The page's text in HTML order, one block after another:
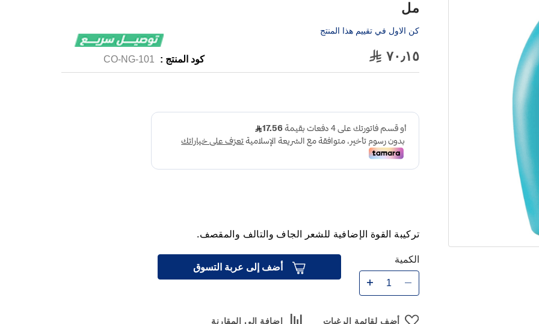
مل
كن الاول في تقييم هذا المنتج
٧٠٫١٥ كود المنتج : CO-NG-101
تركيبة القوة الإضافية للشعر الجاف والتالف والمقصف.
الكمية
أضف إلى عربة التسوق
أضف لقائمة الرغبات إضافة إلى المقارنة